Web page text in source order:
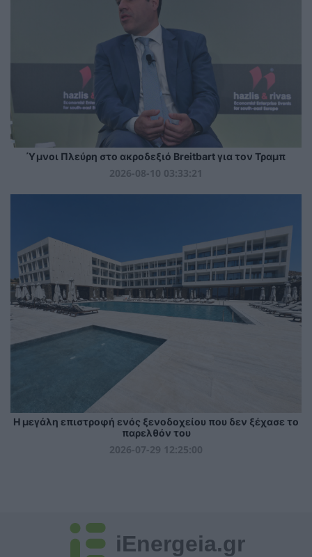
Ύμνοι Πλεύρη στο ακροδεξιό Breitbart για τον Τραμπ
2026-08-10 03:33:21
Η μεγάλη επιστροφή ενός ξενοδοχείου που δεν ξέχασε το
παρελθόν του
2026-07-29 12:25:00
iEnergeia.gr